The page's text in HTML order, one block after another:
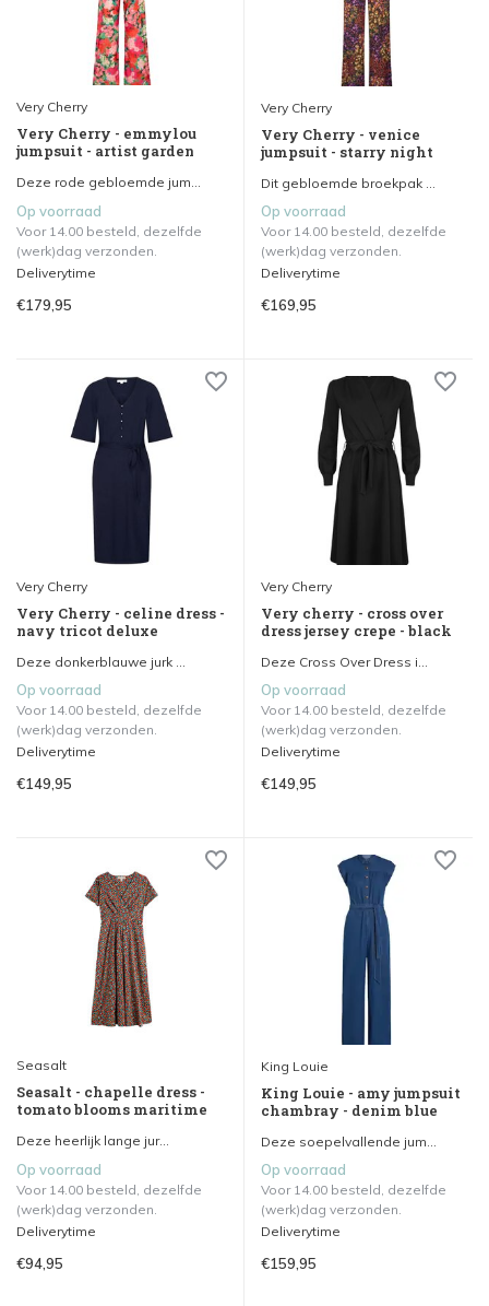
Very Cherry
Very Cherry - emmylou
jumpsuit - artist garden
Deze rode gebloemde jum...
Op voorraad
Voor 14.00 besteld, dezelfde
(werk)dag verzonden.
Deliverytime
€179,95
Very Cherry
Very Cherry - venice
jumpsuit - starry night
Dit gebloemde broekpak ...
Op voorraad
Voor 14.00 besteld, dezelfde
(werk)dag verzonden.
Deliverytime
€169,95
Very Cherry
Very Cherry - celine dress -
navy tricot deluxe
Deze donkerblauwe jurk ...
Op voorraad
Voor 14.00 besteld, dezelfde
(werk)dag verzonden.
Deliverytime
€149,95
Very Cherry
Very cherry - cross over
dress jersey crepe - black
Deze Cross Over Dress i...
Op voorraad
Voor 14.00 besteld, dezelfde
(werk)dag verzonden.
Deliverytime
€149,95
Seasalt
Seasalt - chapelle dress -
tomato blooms maritime
Deze heerlijk lange jur...
Op voorraad
Voor 14.00 besteld, dezelfde
(werk)dag verzonden.
Deliverytime
€94,95
King Louie
King Louie - amy jumpsuit
chambray - denim blue
Deze soepelvallende jum...
Op voorraad
Voor 14.00 besteld, dezelfde
(werk)dag verzonden.
Deliverytime
€159,95